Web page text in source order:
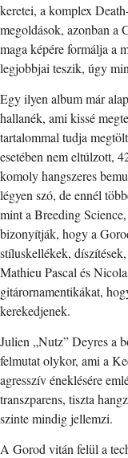
keretei, a komplex
megoldások, azonban a
maga képére formálja a
legjobbjai teszik, úgy
Egy ilyen album már
hallanék, ami kissé
tartalommal tudja
esetében nem eltúlzott,
komoly hangszeres
légyen szó, de ennél
mint a Breeding
bizonyítják, hogy a
stíluskellékek,
Mathieu Pascal és
gitárornamentikákat,
kerekedjenek.
Julien „Nutz” Deyres a
felmutat olykor, ami a
agresszív éneklésére
transzparens, tiszta
szinte mindig jellemzi.
A Gorod vitán felül a